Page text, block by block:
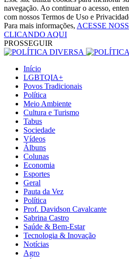
navegação. Ao continuar o acesso,
com nossos Termos de Uso e
Para mais informações, ACESSE
CLICANDO AQUI
PROSSEGUIR
Início
LGBTQIA+
Povos Tradicionais
Política
Meio Ambiente
Cultura e Turismo
Tabus
Sociedade
Vídeos
Álbuns
Colunas
Economia
Esportes
Geral
Pauta da Vez
Política
Prof. Davidson Cavalcante
Sabrina Castro
Saúde & Bem-Estar
Tecnologia & Inovação
Notícias
Agro